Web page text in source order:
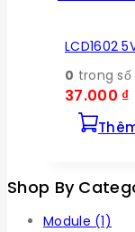
LCD1602
0 trong số
37.000 ₫
Shop By
Module (1)